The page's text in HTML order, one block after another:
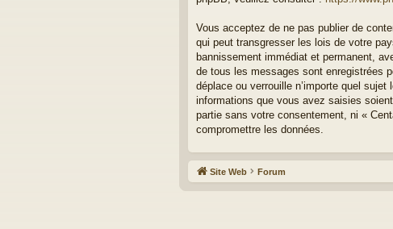
Vous acceptez de ne pas publier de
qui peut transgresser les lois de votre
bannissement immédiat et permanent,
de tous les messages sont enregistrées
déplace ou verrouille n’importe quel
informations que vous avez saisies
partie sans votre consentement, ni «
compromettre les données.
Site Web Forum